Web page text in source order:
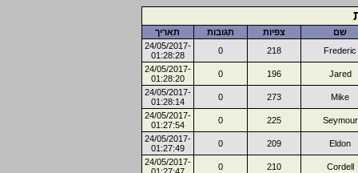
שם צפיות תגובות
תאריך
Frederic
218
0
24/05/2017-
01:28:28
Jared
196
0
24/05/2017-
01:28:20
Mike
273
0
24/05/2017-
01:28:14
Seymour
225
0
24/05/2017-
01:27:54
Eldon
209
0
24/05/2017-
01:27:49
Cordell
210
0
24/05/2017-